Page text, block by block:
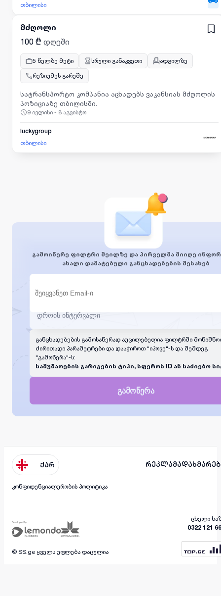
თბილისი
მძღოლი
100 ₾ დღეში
5 წელზე მეტი სრული განაკვეთი
ადგილზე
რეზიუმეს გარეშე
სატრანსპორტო კომპანია აცხადებს ვაკანსიას მძღოლის
პოზიციაზე თბილისში.
9 ივლისი - 8 აგვისტო
luckygroup
თბილისი
გამოიწერე ფილტრი მეილზე და პირველმა მიიღე
ახალი დამატებული განცხადებების შესახებ
განცხადებების გამოსაწერად აუცილებელია ფილტრში
ძირითადი პარამეტრები და დააჭიროთ "იპოვე"-ს და შემდეგ
"გამოწერა"-ს:
სამუშაოების გარიგების ტიპი, სფეროს ID ან საძიებო
გამოწერა
ქარ რეკლამა
კონფიდენციალურობის პოლიტიკა
ცხელი
0322 121
© SS.ge ყველა უფლება დაცულია